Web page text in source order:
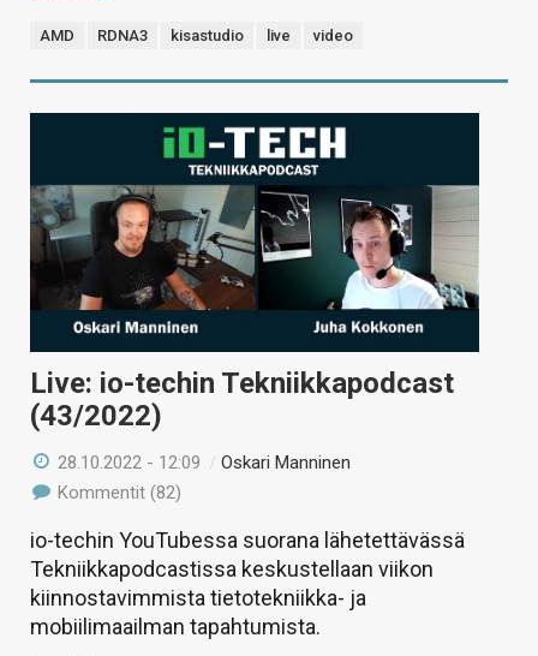
AMD RDNA3 kisastudio live video
Live: io-techin Tekniikkapodcast
(43/2022)
28.10.2022 - 12:09 /Oskari Manninen
Kommentit (82)
io-techin YouTubessa suorana lähetettävässä
Tekniikkapodcastissa keskustellaan viikon
kiinnostavimmista tietotekniikka- ja
mobiilimaailman tapahtumista.